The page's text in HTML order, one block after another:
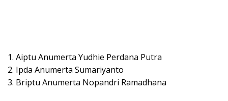
1. Aiptu Anumerta Yudhie Perdana Putra
2. Ipda Anumerta Sumariyanto
3. Briptu Anumerta Nopandri Ramadhana